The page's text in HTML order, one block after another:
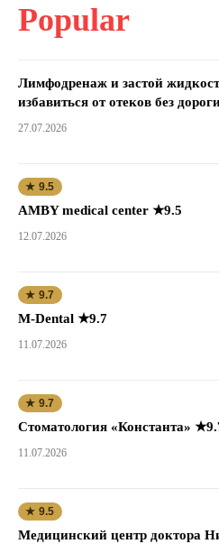
Popular
Лимфодренаж и застой
избавиться от отеков без
27.07.2026
★ 9.5
AMBY medical center ★9.5
12.07.2026
★ 9.7
M-Dental ★9.7
11.07.2026
★ 9.7
Стоматология «Константа»
11.07.2026
★ 9.5
Медицинский центр доктора